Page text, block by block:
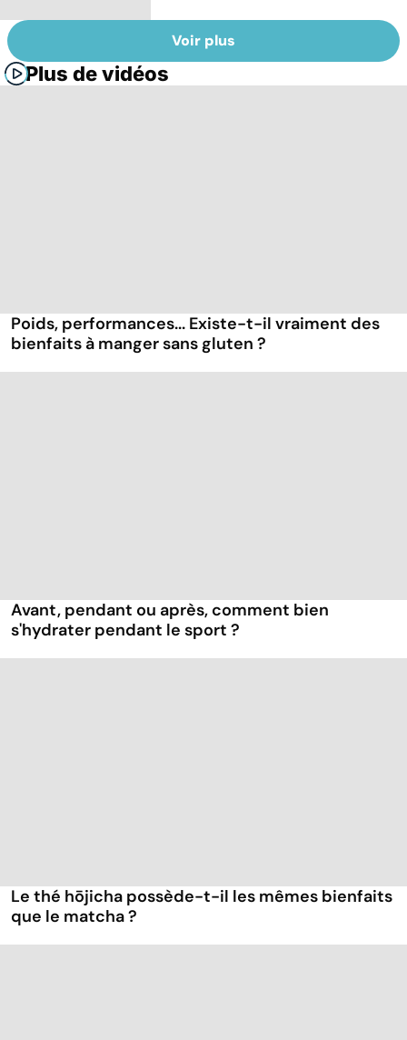
Voir plus
Plus de vidéos
Poids, performances... Existe-t-il vraiment des
bienfaits à manger sans gluten ?
Avant, pendant ou après, comment bien
s'hydrater pendant le sport ?
Le thé hōjicha possède-t-il les mêmes bienfaits
que le matcha ?